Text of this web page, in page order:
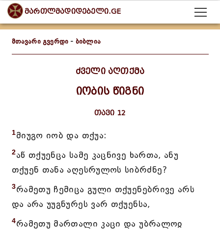
მართლმადიდებელი.GE
მთავარი გვერდი - ბიბლია
ძველი აღთქმა
იობის წიგნი
თავი 12
1მიუგო იობ და თქუა:
2აწ თქუენცა სამე კაცნივე ხართა, ანუ
თქუენ თანა აღესრულოს სიბრძნე?
3რამეთუ ჩემიცა გული თქუენებრივე არს
და არა უუგნურეს ვარ თქუენსა,
4რამეთუ მართალი კაცი და უბრალოჲ